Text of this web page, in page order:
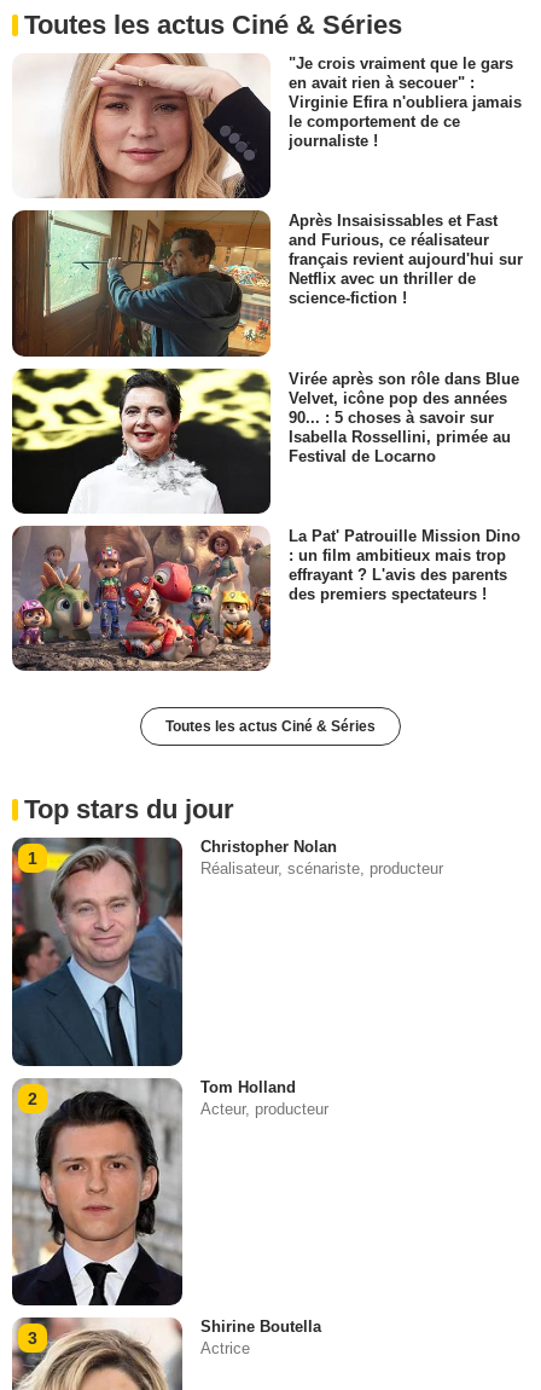
Toutes les actus Ciné & Séries
"Je crois vraiment que le gars
en avait rien à secouer" :
Virginie Efira n'oubliera jamais
le comportement de ce
journaliste !
Après Insaisissables et Fast
and Furious, ce réalisateur
français revient aujourd'hui sur
Netflix avec un thriller de
science-fiction !
Virée après son rôle dans Blue
Velvet, icône pop des années
90... : 5 choses à savoir sur
Isabella Rossellini, primée au
Festival de Locarno
La Pat' Patrouille Mission Dino
: un film ambitieux mais trop
effrayant ? L'avis des parents
des premiers spectateurs !
Toutes les actus Ciné & Séries
Top stars du jour
1
Christopher Nolan
Réalisateur, scénariste, producteur
2
Tom Holland
Acteur, producteur
3
Shirine Boutella
Actrice